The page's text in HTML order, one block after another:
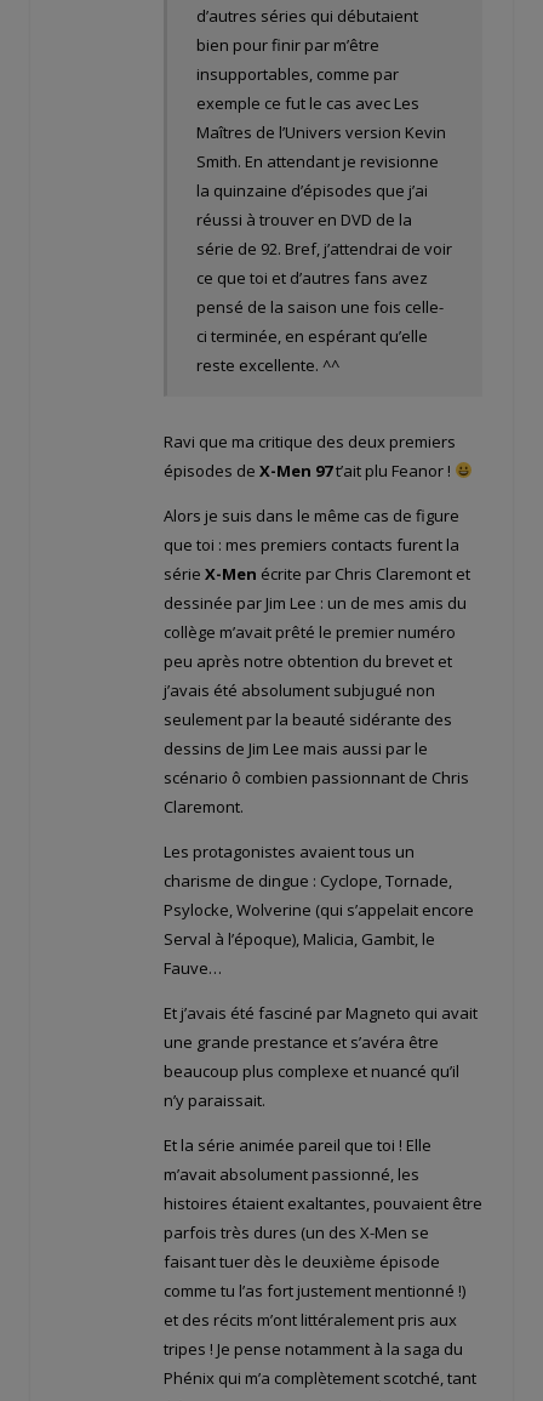
d’autres séries qui débutaient
bien pour finir par m’être
insupportables, comme par
exemple ce fut le cas avec Les
Maîtres de l’Univers version Kevin
Smith. En attendant je revisionne
la quinzaine d’épisodes que j’ai
réussi à trouver en DVD de la
série de 92. Bref, j’attendrai de voir
ce que toi et d’autres fans avez
pensé de la saison une fois celle-
ci terminée, en espérant qu’elle
reste excellente. ^^
Ravi que ma critique des deux premiers
épisodes de X-Men 97t’ait plu Feanor !
Alors je suis dans le même cas de figure
que toi : mes premiers contacts furent la
série X-Men écrite par Chris Claremont et
dessinée par Jim Lee : un de mes amis du
collège m’avait prêté le premier numéro
peu après notre obtention du brevet et
j’avais été absolument subjugué non
seulement par la beauté sidérante des
dessins de Jim Lee mais aussi par le
scénario ô combien passionnant de Chris
Claremont.
Les protagonistes avaient tous un
charisme de dingue : Cyclope, Tornade,
Psylocke, Wolverine (qui s’appelait encore
Serval à l’époque), Malicia, Gambit, le
Fauve…
Et j’avais été fasciné par Magneto qui avait
une grande prestance et s’avéra être
beaucoup plus complexe et nuancé qu’il
n’y paraissait.
Et la série animée pareil que toi ! Elle
m’avait absolument passionné, les
histoires étaient exaltantes, pouvaient être
parfois très dures (un des X-Men se
faisant tuer dès le deuxième épisode
comme tu l’as fort justement mentionné !)
et des récits m’ont littéralement pris aux
tripes ! Je pense notamment à la saga du
Phénix qui m’a complètement scotché, tant